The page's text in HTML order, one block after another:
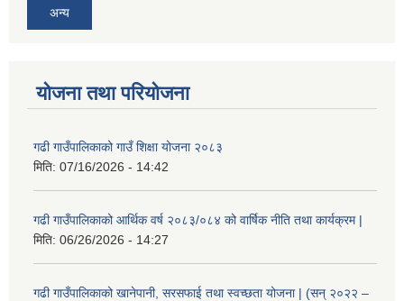
अन्य
योजना तथा परियोजना
गढी गाउँपालिकाको गाउँ शिक्षा योजना २०८३
मिति: 07/16/2026 - 14:42
गढी गाउँपालिकाको आर्थिक वर्ष २०८३/०८४ को वार्षिक नीति तथा कार्यक्रम |
मिति: 06/26/2026 - 14:27
गढी गाउँपालिकाको खानेपानी, सरसफाई तथा स्वच्छता योजना | (सन् २०२२ –